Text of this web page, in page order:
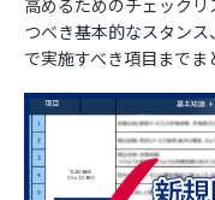
高めるためのチェック
つべき基本的なスタン
で実施すべき項目までま